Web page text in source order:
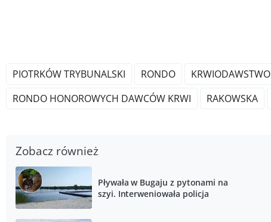
PIOTRKÓW TRYBUNALSKI RONDO KRWIODAWSTWO
RONDO HONOROWYCH DAWCÓW KRWI
RAKOWSKA
Zobacz również
Pływała w Bugaju z pytonami na
szyi. Interweniowała policja